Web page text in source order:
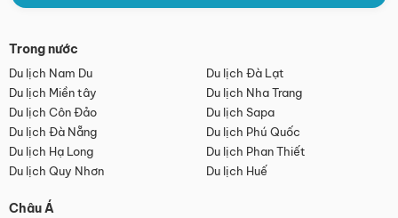
Trong nước
Du lịch Nam Du
Du lịch Đà Lạt
Du lịch Miền tây
Du lịch Nha Trang
Du lịch Côn Đảo
Du lịch Sapa
Du lịch Đà Nẵng
Du lịch Phú Quốc
Du lịch Hạ Long
Du lịch Phan Thiết
Du lịch Quy Nhơn
Du lịch Huế
Châu Á